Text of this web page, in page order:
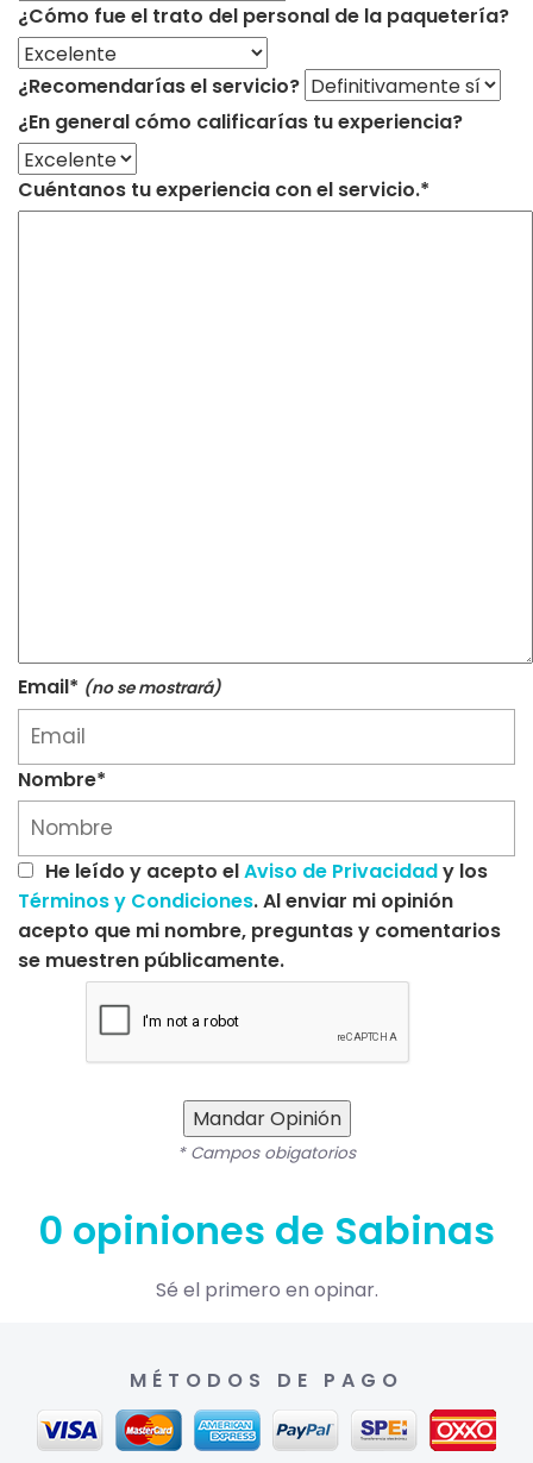
¿Cómo fue el trato del personal de la paquetería?
¿Recomendarías el servicio?
¿En general cómo calificarías tu experiencia?
Cuéntanos tu experiencia con el servicio.*
Email* (no se mostrará)
Nombre*
He leído y acepto elAviso de Privacidady los
Términos y Condiciones. Al enviar mi opinión
acepto que mi nombre, preguntas y comentarios
se muestren públicamente.
Mandar Opinión
* Campos obigatorios
0 opiniones de Sabinas
Sé el primero en opinar.
MÉTODOS DE PAGO